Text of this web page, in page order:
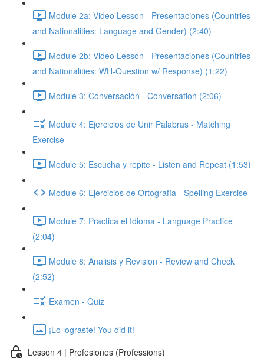
Module 2a: Video Lesson - Presentaciones (Countries
and Nationalities: Language and Gender) (2:40)
Module 2b: Video Lesson - Presentaciones (Countries
and Nationalities: WH-Question w/ Response) (1:22)
Module 3: Conversación - Conversation (2:06)
Module 4: Ejercicios de Unir Palabras - Matching
Exercise
Module 5: Escucha y repite - Listen and Repeat (1:53)
Module 6: Ejercicios de Ortografía - Spelling Exercise
Module 7: Practica el Idioma - Language Practice
(2:04)
Module 8: Analisis y Revision - Review and Check
(2:52)
Examen - Quiz
¡Lo lograste! You did it!
Lesson 4 | Profesiones (Professions)